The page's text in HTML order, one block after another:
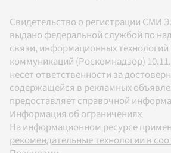
Свидетельство о регистрации СМИ
выдано федеральной службой по
связи, информационных
коммуникаций (Роскомнадзор)
несет ответственности за
содержащейся в рекламных
предоставляет справочной
Информация об ограничениях
На информационном ресурсе
рекомендательные технологии в